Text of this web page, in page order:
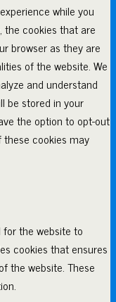
while you
the cookies that are
browser as they are
of the website. We
and understand
be stored in your
the option to opt-out
cookies may
the website to
cookies that ensures
the website. These